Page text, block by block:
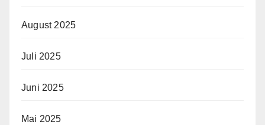
August 2025
Juli 2025
Juni 2025
Mai 2025